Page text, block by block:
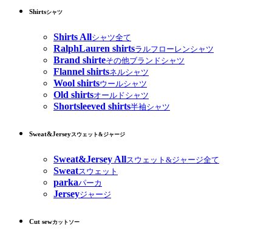
Shirtsシャツ
Shirts Allシャツ全て
RalphLauren shirtsラルフローレンシャツ
Brand shirteその他ブランドシャツ
Flannel shirtsネルシャツ
Wool shirtsウールシャツ
Old shirtsオールドシャツ
Shortsleeved shirts半袖シャツ
Sweat&Jerseyスウェット&ジャージ
Sweat&Jersey Allスウェット&ジャージ全て
Sweatスウェット
parkaパーカ
Jerseyジャージ
Cut sewカットソー